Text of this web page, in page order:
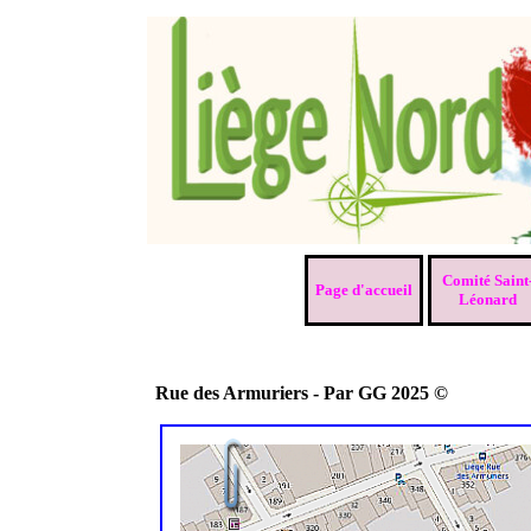
Page d'accueil
Comité
Léonard
Rue des Armuriers - Par GG 2025 ©